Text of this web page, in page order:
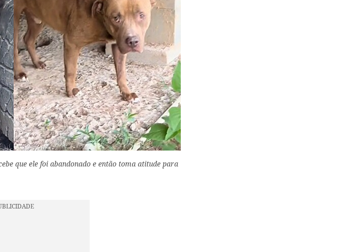
que ele foi abandonado e então toma atitude para